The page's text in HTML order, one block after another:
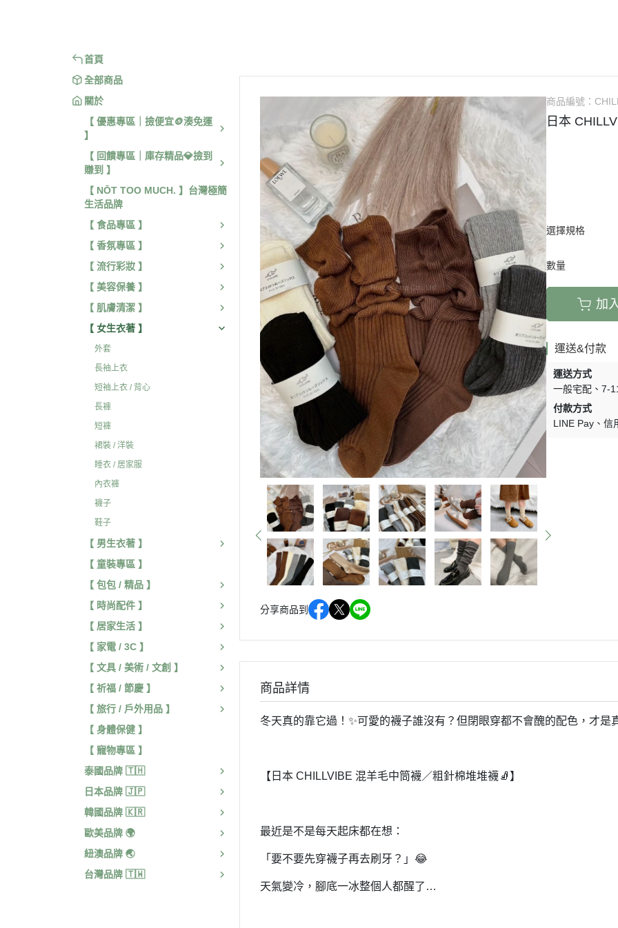
首頁
全部商品
關於
【 優惠專區｜撿便宜🪙湊免運
】
【 回饋專區｜庫存精品💎撿到
賺到 】
【 NŌT TOO MUCH. 】台灣極簡
生活品牌
【 食品專區 】
【 香氛專區 】
【 流行彩妝 】
【 美容保養 】
【 肌膚清潔 】
【 女生衣著 】
外套
長袖上衣
短袖上衣 / 背心
長褲
短褲
裙裝 / 洋裝
睡衣 / 居家服
內衣褲
襪子
鞋子
【 男生衣著 】
【 童裝專區 】
【 包包 / 精品 】
【 時尚配件 】
【 居家生活 】
【 家電 / 3C 】
【 文具 / 美術 / 文創 】
【 祈福 / 節慶 】
【 旅行 / 戶外用品 】
【 身體保健 】
【 寵物專區 】
泰國品牌 🇹🇭
日本品牌 🇯🇵
韓國品牌 🇰🇷
歐美品牌 🌍
紐澳品牌 🌏
台灣品牌 🇹🇼
分享商品到
商品編號：
日本
選擇規格
數量
加
運送&付款
運送方式
一般宅配
7-
付款方式
LINE Pay
信
商品詳情
冬天真的靠它過！✨可愛的襪子誰沒有？但閉眼穿都不會醜的配色，才是
【日本 CHILLVIBE 混羊毛中筒襪／粗針棉堆堆襪🧦】
最近是不是每天起床都在想：
「要不要先穿襪子再去刷牙？」😂
天氣變冷，腳底一冰整個人都醒了…